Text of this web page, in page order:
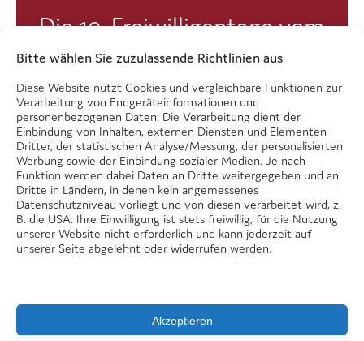
Bitte wählen Sie zuzulassende Richtlinien aus
Diese Website nutzt Cookies und vergleichbare Funktionen zur
Verarbeitung von Endgeräteinformationen und
personenbezogenen Daten. Die Verarbeitung dient der
Einbindung von Inhalten, externen Diensten und Elementen
Dritter, der statistischen Analyse/Messung, der personalisierten
Werbung sowie der Einbindung sozialer Medien. Je nach
Funktion werden dabei Daten an Dritte weitergegeben und an
Dritte in Ländern, in denen kein angemessenes
Datenschutzniveau vorliegt und von diesen verarbeitet wird, z.
B. die USA. Ihre Einwilligung ist stets freiwillig, für die Nutzung
unserer Website nicht erforderlich und kann jederzeit auf
unserer Seite abgelehnt oder widerrufen werden.
Akzeptieren
Die 10. Freiwilligentage vom
12.-20. September 2026
mehr …
Alle Veranstaltungen auf einen Blick